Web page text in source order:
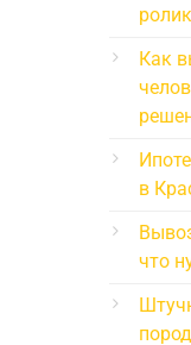
Как
в
что